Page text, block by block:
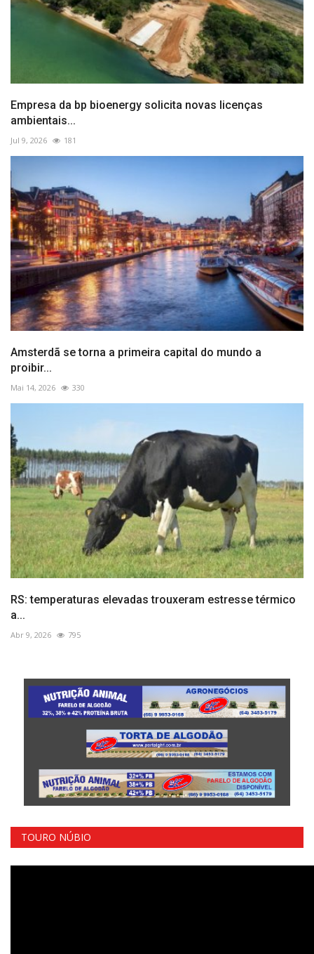
Empresa da bp bioenergy solicita novas licenças
ambientais...
Jul 9, 2026 181
Amsterdã se torna a primeira capital do mundo a
proibir...
Mai 14, 2026 330
RS: temperaturas elevadas trouxeram estresse térmico
a...
Abr 9, 2026 795
TOURO NÚBIO